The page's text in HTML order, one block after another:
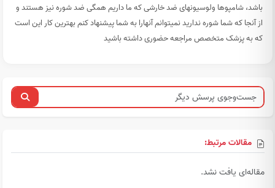
باشد، شامپوها ولوسیونهای ضد خارشی که ما داریم همگی ضد شوره نیز هستند و
از آنجا که شما شوره ندارید نمیتوانم آنهارا به شما پیشنهاد کنم بهترین کار این است
که به پزشک متخصص مراجعه حضوری داشته باشید
مقالات مرتبط:
مقاله‌ای یافت نشد.